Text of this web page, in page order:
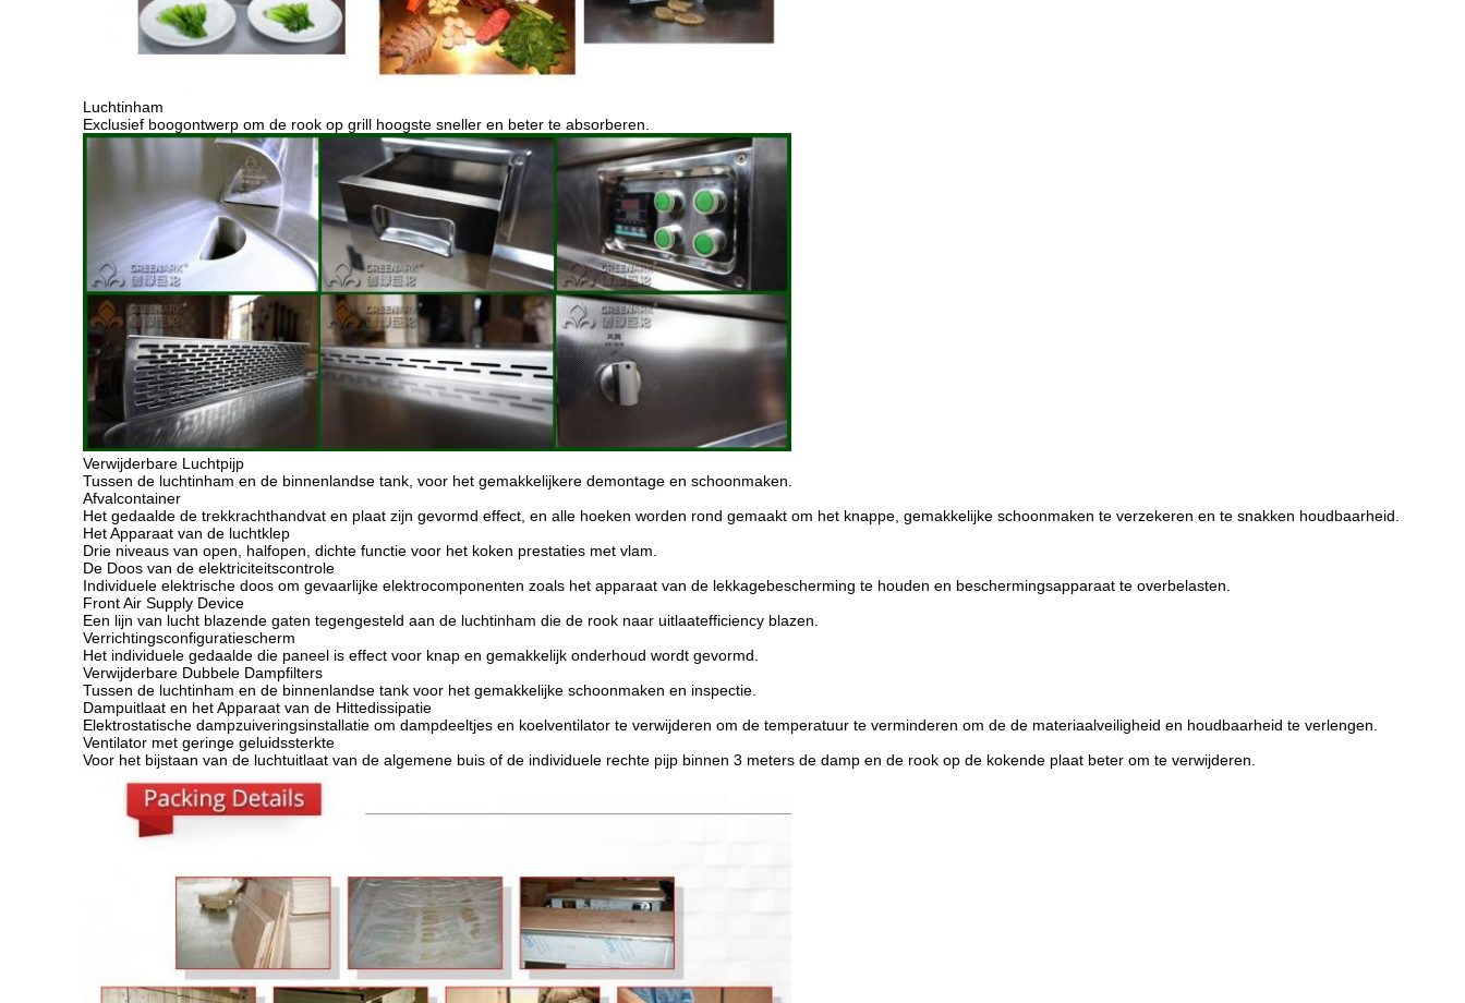
Luchtinham
Exclusief boogontwerp om de rook op grill hoogste sneller en beter te absorberen.
Verwijderbare Luchtpijp
Tussen de luchtinham en de binnenlandse tank, voor het gemakkelijkere demontage en schoonmaken.
Afvalcontainer
Het gedaalde de trekkrachthandvat en plaat zijn gevormd effect, en alle hoeken worden rond gemaakt om het knappe, gemakkelijke schoonmaken te verzekeren en te snakken houdbaarheid.
Het Apparaat van de luchtklep
Drie niveaus van open, halfopen, dichte functie voor het koken prestaties met vlam.
De Doos van de elektriciteitscontrole
Individuele elektrische doos om gevaarlijke elektrocomponenten zoals het apparaat van de lekkagebescherming te houden en beschermingsapparaat te overbelasten.
Front Air Supply Device
Een lijn van lucht blazende gaten tegengesteld aan de luchtinham die de rook naar uitlaatefficiency blazen.
Verrichtingsconfiguratiescherm
Het individuele gedaalde die paneel is effect voor knap en gemakkelijk onderhoud wordt gevormd.
Verwijderbare Dubbele Dampfilters
Tussen de luchtinham en de binnenlandse tank voor het gemakkelijke schoonmaken en inspectie.
Dampuitlaat en het Apparaat van de Hittedissipatie
Elektrostatische dampzuiveringsinstallatie om dampdeeltjes en koelventilator te verwijderen om de temperatuur te verminderen om de de materiaalveiligheid en houdbaarheid te verlengen.
Ventilator met geringe geluidssterkte
Voor het bijstaan van de luchtuitlaat van de algemene buis of de individuele rechte pijp binnen 3 meters de damp en de rook op de kokende plaat beter om te verwijderen.